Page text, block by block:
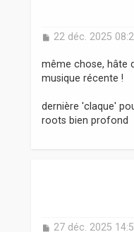
M
s
a
e
22 déc. 2025
même chose, hâte
musique récente !
dernière 'claque'
roots bien profond
M
27 déc. 2025